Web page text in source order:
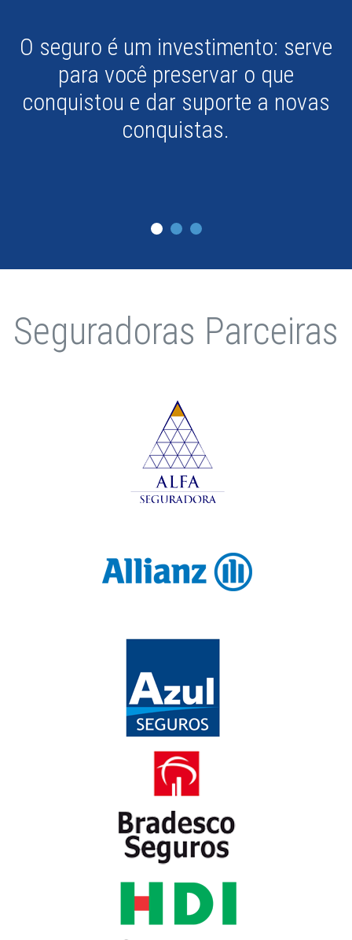
Esqueça aquela frase: "seguro foi
feito para não usar". As
assistências e convênios de
descontos possibilitam que você
Seguradoras Parceiras